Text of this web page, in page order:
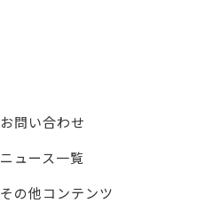
お問い合わせ
ニュース一覧
その他コンテンツ